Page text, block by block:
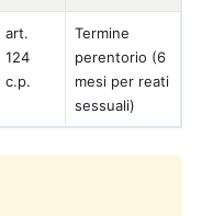
art.
124
c.p.
Termine
perentorio (6
mesi per reati
sessuali)